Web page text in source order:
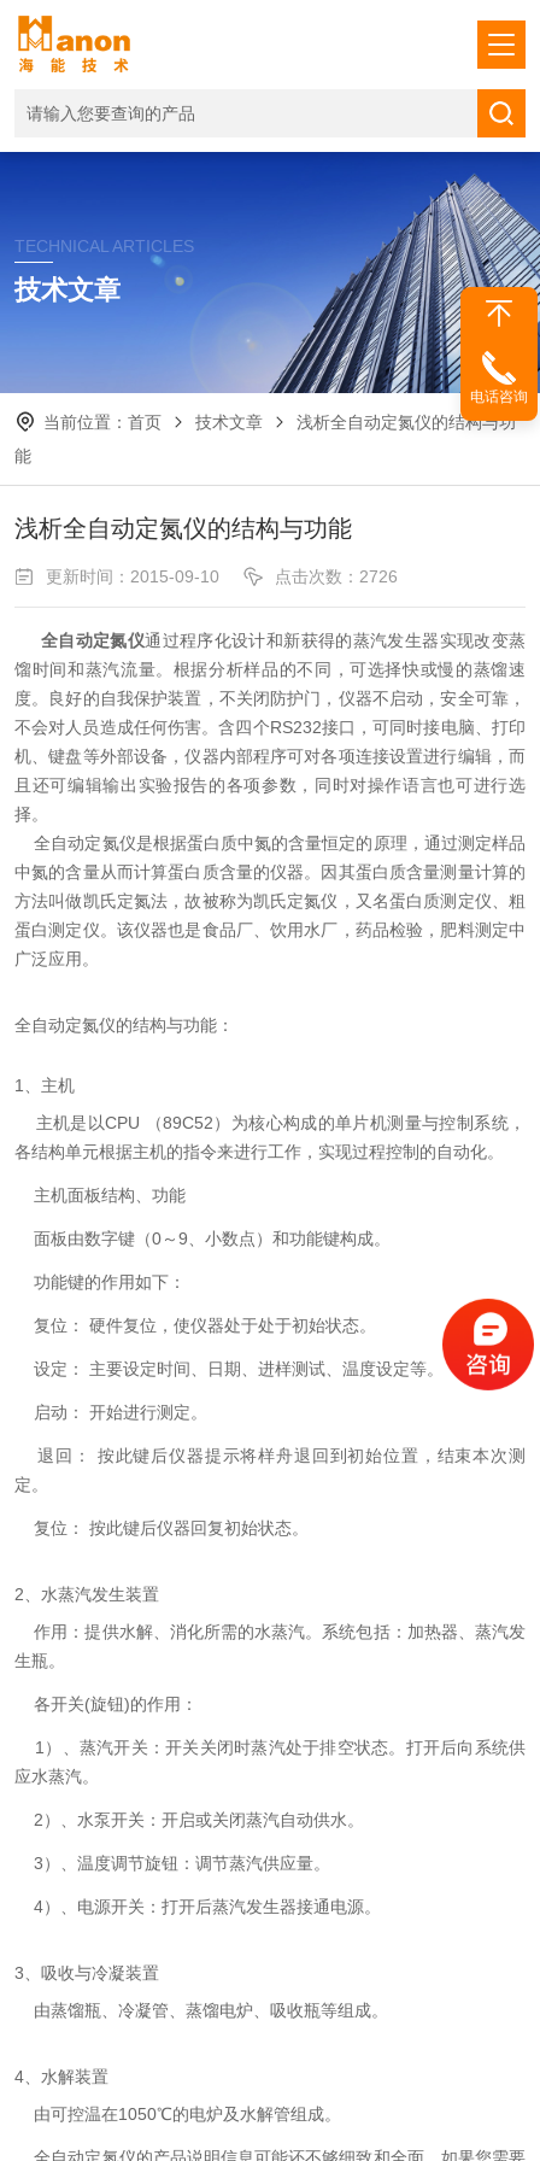
TECHNICAL ARTICLES
技术文章
当前位置： 首页 技术文章
浅析全自动定氮仪的结构与功
能
浅析全自动定氮仪的结构与功能
更新时间：2015-09-10 点击次数：2726
全自动定氮仪通过程序化设计和新获得的蒸汽发生器实现改变蒸
馏时间和蒸汽流量。根据分析样品的不同，可选择快或慢的蒸馏速
度。良好的自我保护装置，不关闭防护门，仪器不启动，安全可靠，
不会对人员造成任何伤害。含四个RS232接口，可同时接电脑、打印
机、键盘等外部设备，仪器内部程序可对各项连接设置进行编辑，而
且还可编辑输出实验报告的各项参数，同时对操作语言也可进行选
择。
全自动定氮仪是根据蛋白质中氮的含量恒定的原理，通过测定样品
中氮的含量从而计算蛋白质含量的仪器。因其蛋白质含量测量计算的
方法叫做凯氏定氮法，故被称为凯氏定氮仪，又名蛋白质测定仪、粗
蛋白测定仪。该仪器也是食品厂、饮用水厂，药品检验，肥料测定中
广泛应用。
全自动定氮仪的结构与功能：
1、主机
主机是以CPU （89C52）为核心构成的单片机测量与控制系统，
各结构单元根据主机的指令来进行工作，实现过程控制的自动化。
主机面板结构、功能
面板由数字键（0～9、小数点）和功能键构成。
功能键的作用如下：
复位： 硬件复位，使仪器处于处于初始状态。
设定： 主要设定时间、日期、进样测试、温度设定等。
启动： 开始进行测定。
退回： 按此键后仪器提示将样舟退回到初始位置，结束本次测
定。
复位： 按此键后仪器回复初始状态。
2、水蒸汽发生装置
作用：提供水解、消化所需的水蒸汽。系统包括：加热器、蒸汽发
生瓶。
各开关(旋钮)的作用：
1）、蒸汽开关：开关关闭时蒸汽处于排空状态。打开后向系统供
应水蒸汽。
2）、水泵开关：开启或关闭蒸汽自动供水。
3）、温度调节旋钮：调节蒸汽供应量。
4）、电源开关：打开后蒸汽发生器接通电源。
3、吸收与冷凝装置
由蒸馏瓶、冷凝管、蒸馏电炉、吸收瓶等组成。
4、水解装置
由可控温在1050℃的电炉及水解管组成。
电话咨询